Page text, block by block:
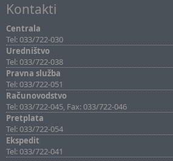
Kontakti
Centrala
Tel: 033/722-030
Uredništvo
Tel: 033/722-038
Pravna služba
Tel: 033/722-051
Računovodstvo
Tel: 033/722-045, Fax: 033/722-046
Pretplata
Tel: 033/722-054
Ekspedit
Tel: 033/722-041